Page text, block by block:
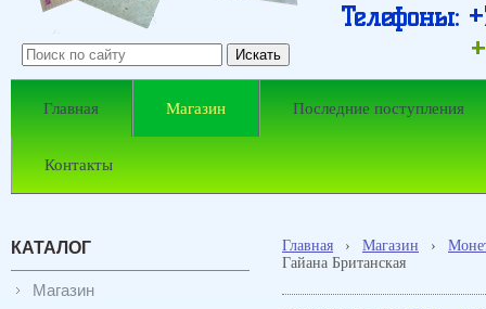
Телефоны:
Главная Магазин Последние поступления
Контакты
КАТАЛОГ
Магазин
Главная › Магазин ›
Гайана Британская